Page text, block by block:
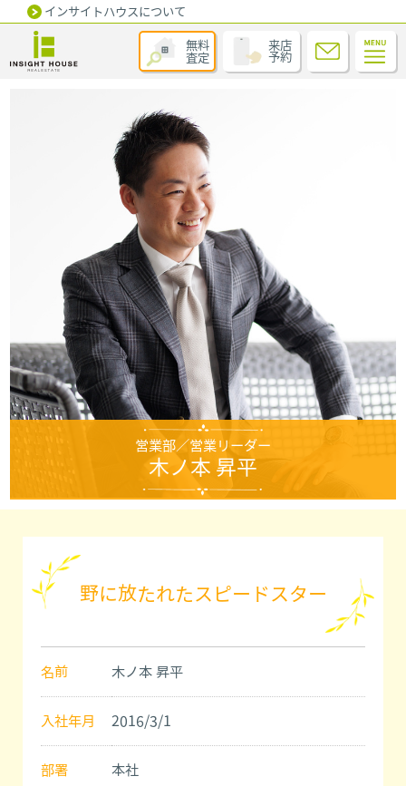
無料
査定
来店
予約
インサイトハウスについて
営業部／営業リーダー
木ノ本 昇平
野に放たれたスピードスター
名前 木ノ本 昇平
入社年月 2016/3/1
部署 本社